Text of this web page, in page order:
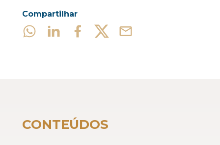
Compartilhar
CONTEÚDOS